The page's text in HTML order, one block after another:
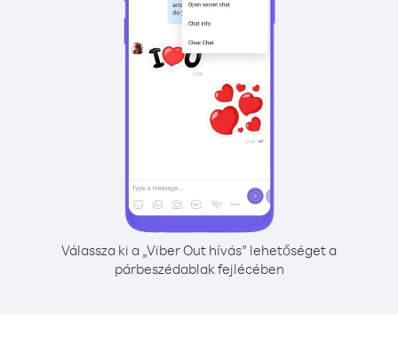
Válassza ki a „Viber Out hívás” lehetőséget a
párbeszédablak fejlécében